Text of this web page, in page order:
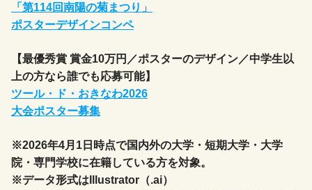
「第114回南陽の菊まつり」
ポスターデザインコンペ
【最優秀賞 賞金10万円／ポスターのデザイン／中学生以
上の方なら誰でも応募可能】
ツール・ド・おきなわ2026
大会ポスター募集
※2026年4月1日時点で国内外の大学・短期大学・大学
院・専門学校に在籍している方を対象。
※データ形式はIllustrator（.ai）